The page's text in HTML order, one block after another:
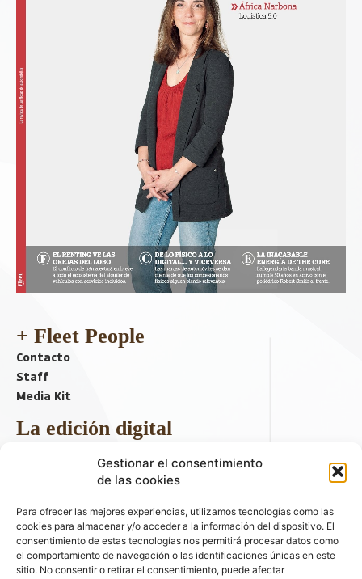
Gestionar el consentimiento
de las cookies
Para ofrecer las mejores experiencias, utilizamos tecnologías como las
cookies para almacenar y/o acceder a la información del dispositivo. El
consentimiento de estas tecnologías nos permitirá procesar datos como
el comportamiento de navegación o las identificaciones únicas en este
sitio. No consentir o retirar el consentimiento, puede afectar
+ Fleet People
Contacto
Staff
Media Kit
La edición digital
Descargar último ejemplar
ir a hemeroteca
+ Contenido en redes sociales